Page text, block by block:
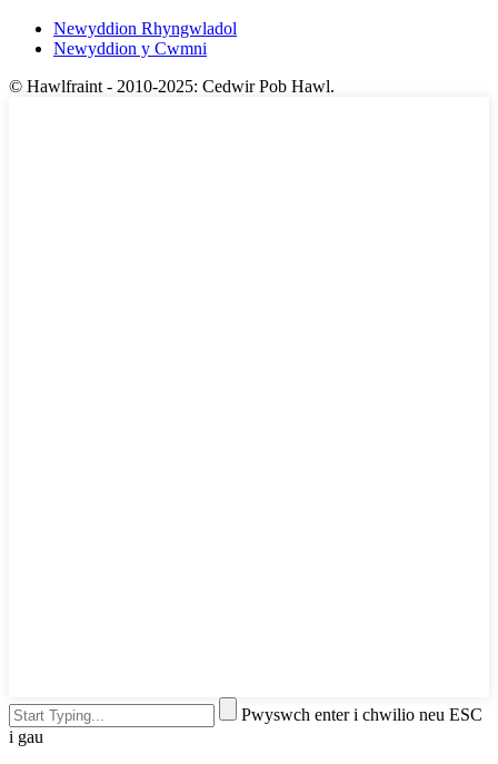
Newyddion Rhyngwladol
Newyddion y Cwmni
© Hawlfraint - 2010-2025: Cedwir Pob Hawl.
Pwyswch enter i chwilio neu ESC
i gau